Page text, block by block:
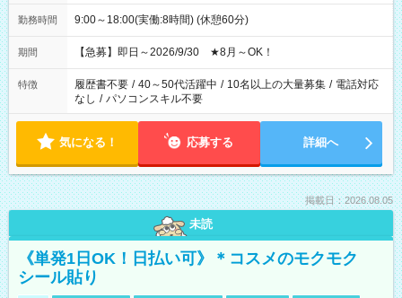
勤務時間 9:00～18:00(実働:8時間) (休憩60分)
期間 【急募】即日～2026/9/30 ★8月～OK！
特徴 履歴書不要 / 40～50代活躍中 / 10名以上の大量募集 / 電話対応
なし / パソコンスキル不要
気になる！ 応募する 詳細へ
掲載日：2026.08.05
未読
《単発1日OK！日払い可》＊コスメのモクモク
シール貼り